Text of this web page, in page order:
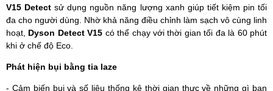
V15 Detect sử dụng nguồn năng lượng xanh giúp tiết kiệm pin tối
đa cho người dùng. Nhờ khả năng điều chỉnh làm sạch vô cùng linh
hoạt, Dyson Detect V15 có thể chạy với thời gian tối đa là 60 phút
khi ở chế độ Eco.
Phát hiện bụi bằng tia laze
- Cảm biến bụi và số liệu thống kê thời gian thực về những gì bạn